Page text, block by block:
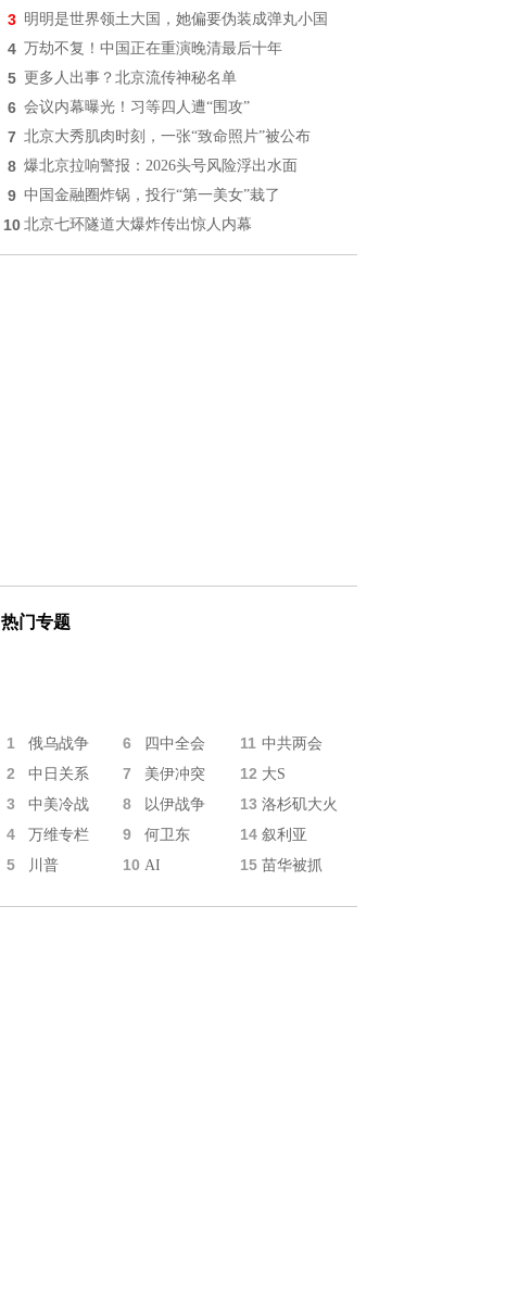
3 明明是世界领土大国，她偏要伪装成弹丸小国
4 万劫不复！中国正在重演晚清最后十年
5 更多人出事？北京流传神秘名单
6 会议内幕曝光！习等四人遭“围攻”
7 北京大秀肌肉时刻，一张“致命照片”被公布
8 爆北京拉响警报：2026头号风险浮出水面
9 中国金融圈炸锅，投行“第一美女”栽了
10 北京七环隧道大爆炸传出惊人内幕
热门专题
1 俄乌战争 6 四中全会 11 中共两会
2 中日关系 7 美伊冲突 12 大S
3 中美冷战 8 以伊战争 13 洛杉矶大火
4 万维专栏 9 何卫东 14 叙利亚
5 川普 10 AI 15 苗华被抓